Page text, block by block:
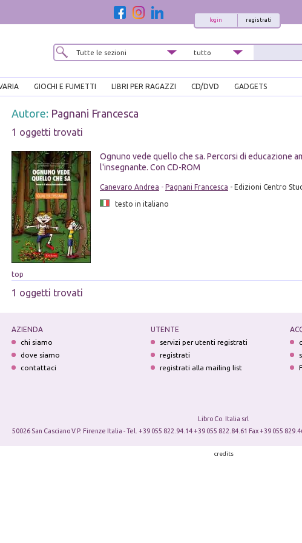
registrati
login
GIOCHI E FUMETTI LIBRI PER RAGAZZI CD/DVD GADGETS
Autore: Pagnani Francesca
1 oggetti trovati
Ognuno vede quello che sa. Percorsi di educazione
l'insegnante. Con CD-ROM
Canevaro Andrea - Pagnani Francesca - Edizioni Centro
testo in italiano
top
1 oggetti trovati
AZIENDA
chi siamo
dove siamo
contattaci
UTENTE
servizi per utenti registrati
registrati
registrati alla mailing list
Libro Co. Italia srl
50026 San Casciano V.P. Firenze Italia - Tel. +39 055 822.94.14 +39 055 822.84.61 Fax +39 055
credits